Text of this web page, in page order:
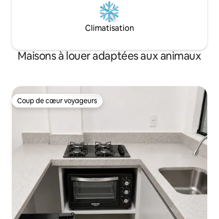
Climatisation
Maisons à louer adaptées aux animaux
Coup de cœur voyageurs
Coup de cœur voyageurs